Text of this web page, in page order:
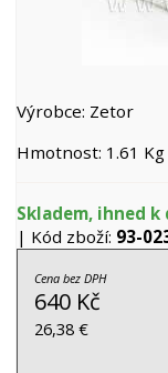
Výrobce: Zetor
Hmotnost: 1.61 Kg
Skladem, ihned k
| Kód zboží: 93-
Cena bez DPH
640 Kč
26,38 €